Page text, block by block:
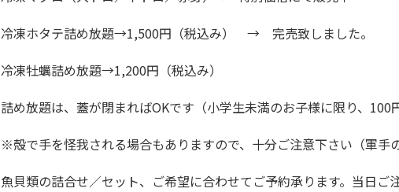
冷凍ホタテ詰め放題→1,500円（税込み） → 完売致しました。
冷凍牡蠣詰め放題→1,200円（税込み）
詰め放題は、蓋が閉まればOKです（小学生未満のお子様に限り、100
※殻で手を怪我される場合もありますので、十分ご注意下さい（軍手
魚貝類の詰合せ／セット、ご希望に合わせてご予約承ります。当日ご